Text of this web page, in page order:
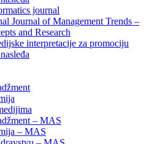
journal
Journal of Management Trends –
and Research
interpretacije za promociju
– MAS
– MAS